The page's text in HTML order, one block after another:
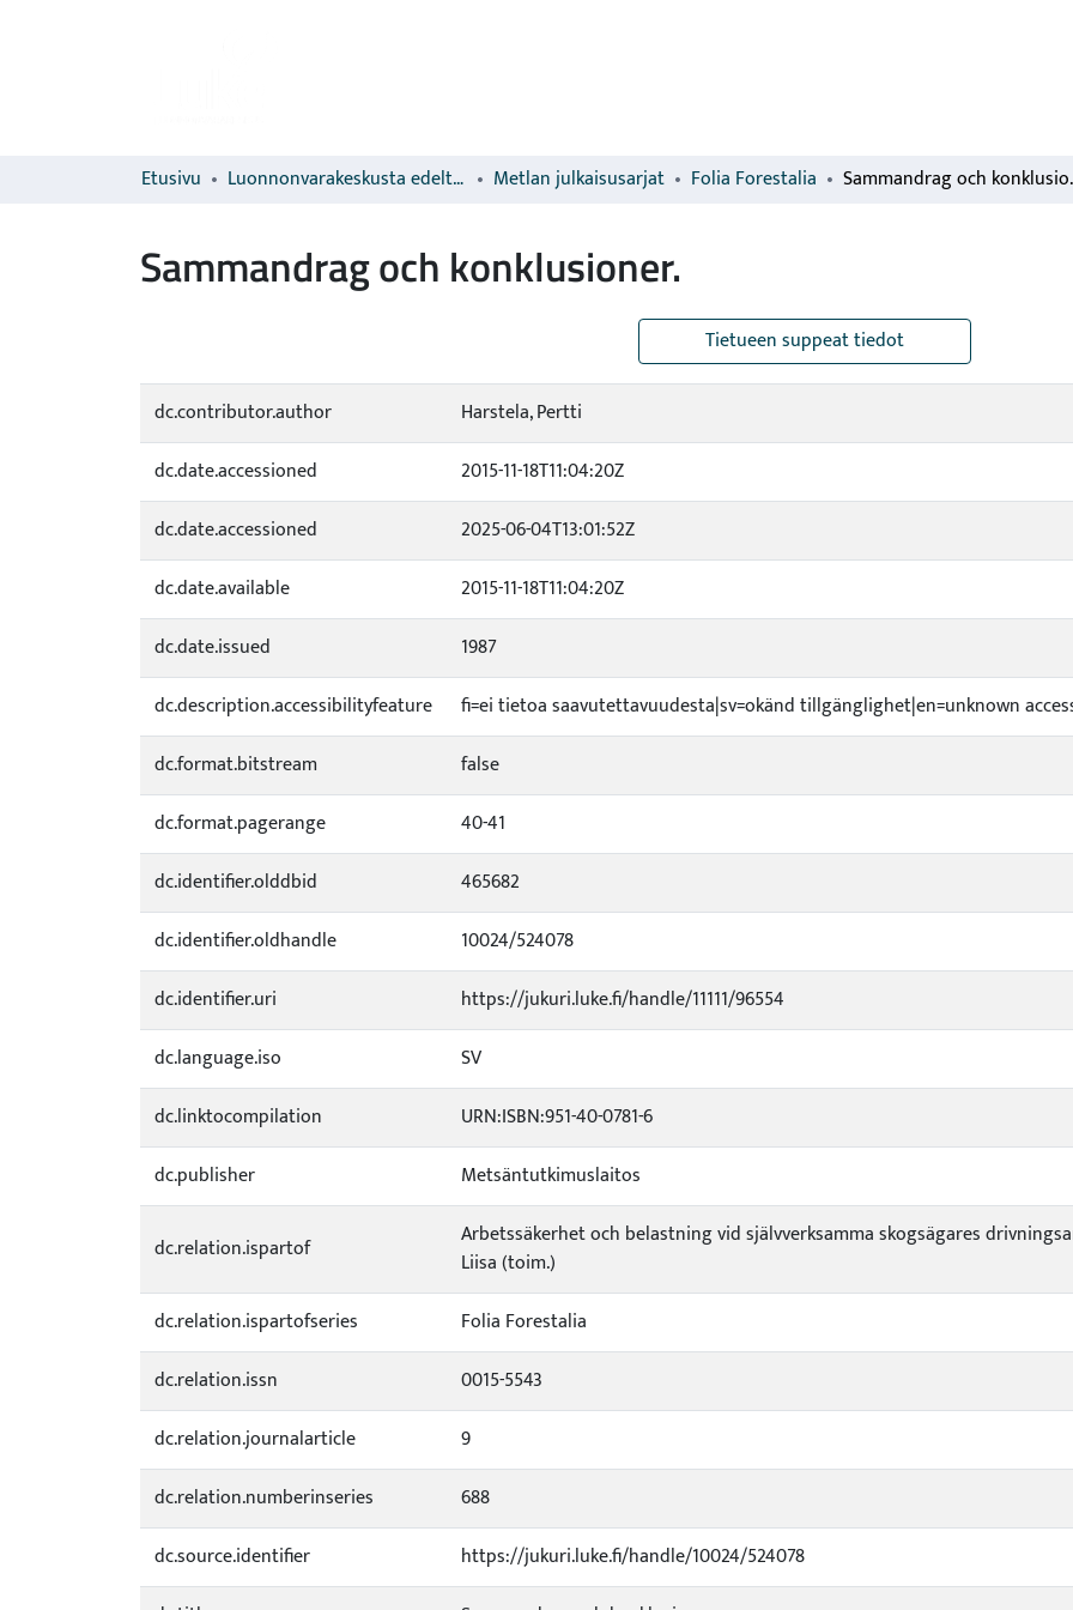
Etusivu Luonnonvarakeskusta edeltävien organisaatioiden sarjat Metlan julkaisusarjat Folia Forestalia
Sammandrag och konklusioner.
Tietueen suppeat tiedot
dc.contributor.author Harstela, Pertti
dc.date.accessioned
2015-11-18T11:04:20Z
dc.date.accessioned
2025-06-04T13:01:52Z
dc.date.available
2015-11-18T11:04:20Z
dc.date.issued
1987
dc.description.accessibilityfeature
fi=ei tietoa saavutettavuudesta|sv=okänd tillgänglighet|en=unknown
dc.format.bitstream
false
dc.format.pagerange
40-41
dc.identifier.olddbid
465682
dc.identifier.oldhandle
10024/524078
dc.identifier.uri
https://jukuri.luke.fi/handle/11111/96554
dc.language.iso
SV
dc.linktocompilation
URN:ISBN:951-40-0781-6
dc.publisher
Metsäntutkimuslaitos
dc.relation.ispartof
Arbetssäkerhet och belastning vid självverksamma skogsägares
Liisa (toim.)
dc.relation.ispartofseries Folia Forestalia
dc.relation.issn
0015-5543
dc.relation.journalarticle
9
dc.relation.numberinseries
688
dc.source.identifier
https://jukuri.luke.fi/handle/10024/524078